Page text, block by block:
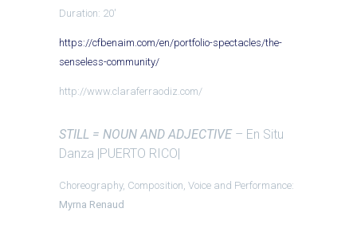
Duration: 20′
https://cfbenaim.com/en/portfolio-spectacles/the-
senseless-community/
http://www.claraferraodiz.com/
STILL = NOUN AND ADJECTIVE – En Situ
Danza |PUERTO RICO|
Choreography, Composition, Voice and Performance:
Myrna Renaud